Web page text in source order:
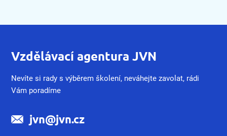
Vzdělávací agentura JVN
Nevíte si rady s výběrem školení, neváhejte zavolat, rádi
Vám poradíme
jvn@jvn.cz